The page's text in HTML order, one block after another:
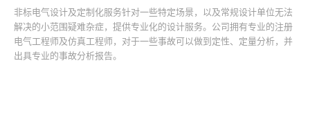
非标电气设计及定制化服务针对一些特定场景，以及常规设计单位无法
解决的小范围疑难杂症，提供专业化的设计服务。公司拥有专业的注册
电气工程师及仿真工程师，对于一些事故可以做到定性、定量分析，并
出具专业的事故分析报告。